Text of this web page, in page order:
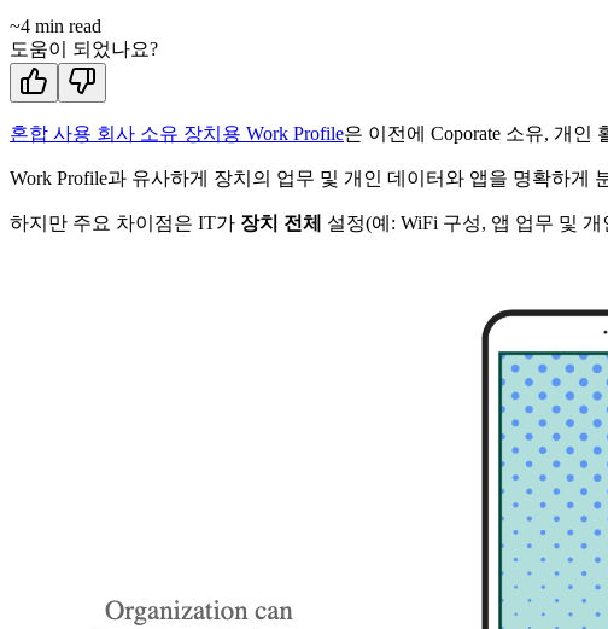
~4 min read
도움이 되었나요?
혼합 사용 회사 소유 장치용 Work Profile은 이전에 Coporate 소유, 개인
Work Profile과 유사하게 장치의 업무 및 개인 데이터와 앱을 명확하
하지만 주요 차이점은 IT가 장치 전체 설정(예: WiFi 구성, 앱 업무 및